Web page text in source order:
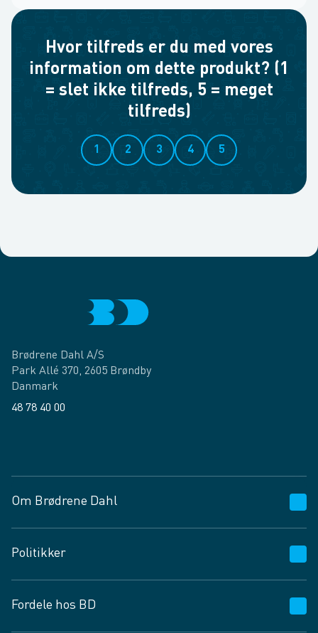
Hvor tilfreds er du med vores
information om dette produkt? (1
= slet ikke tilfreds, 5 = meget
tilfreds)
1 2 3 4 5
Brødrene Dahl A/S
Park Allé 370, 2605 Brøndby
Danmark
48 78 40 00
Om Brødrene Dahl
Vagttelefon 30 10 89 89
Spørgsmål og svar
Job og karriere
Politikker
Privatlivspolitik
Fordele hos BD